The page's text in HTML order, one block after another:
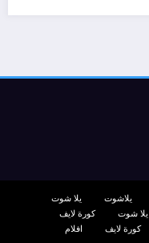
يلاشوت
يلا شوت
يلا شوت
كورة لايف
كورة لايف افلام